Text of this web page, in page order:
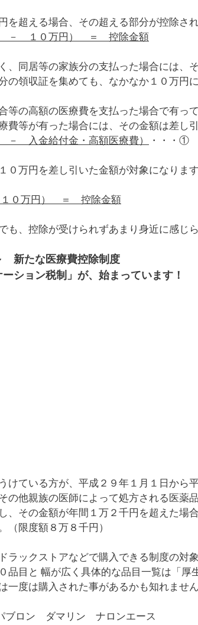
を超える場合、その超える部分が控除され
－ １０万円） ＝ 控除金額
、同居等の家族分の支払った場合には、
の領収証を集めても、なかなか１０万円
等の高額の医療費を支払った場合で有っ
費等が有った場合には、その金額は差し
－ 入金給付金・高額医療費）
・・・①
０万円を差し引いた金額が対象になりま
０万円） ＝ 控除金額
も、控除が受けられずあまり身近に感じ
新たな医療費控除制度
ーション税制」が、始まっています！
けている方が、平成２９年１月１日から
の他親族の医師によって処方される医薬
、その金額が年間１万２千円を超えた場
（限度額８万８千円）
ラックストアなどで購入できる制度の対
品目と 幅が広く具体的な品目一覧は「
一度は購入された事があるかも知れません
ブロン ダマリン ナロンエース